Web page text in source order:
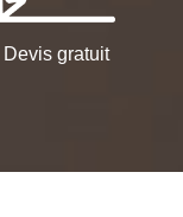
Devis gratuit